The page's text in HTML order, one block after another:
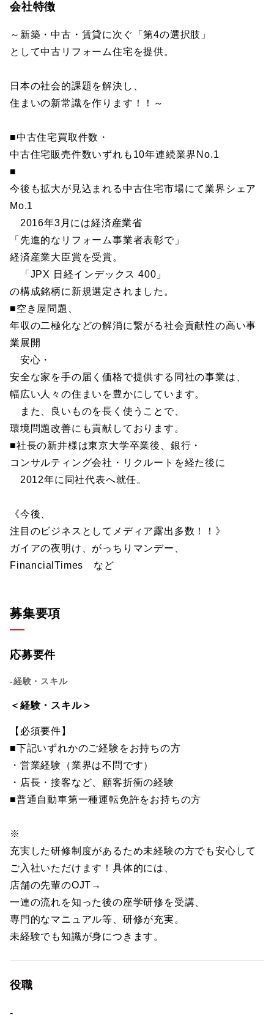
会社特徴
～新築・中古・賃貸に次ぐ「第4の選択肢」
として中古リフォーム住宅を提供。
日本の社会的課題を解決し、
住まいの新常識を作ります！！～
■中古住宅買取件数・
中古住宅販売件数いずれも10年連続業界No.1
■
今後も拡大が見込まれる中古住宅市場にて業界シェア
Mo.1
2016年3月には経済産業省
「先進的なリフォーム事業者表彰で」
経済産業大臣賞を受賞。
「JPX 日経インデックス 400」
の構成銘柄に新規選定されました。
■空き屋問題、
年収の二極化などの解消に繋がる社会貢献性の高い事
業展開
安心・
安全な家を手の届く価格で提供する同社の事業は、
幅広い人々の住まいを豊かにしています。
また、良いものを長く使うことで、
環境問題改善にも貢献しております。
■社長の新井様は東京大学卒業後、銀行・
コンサルティング会社・リクルートを経た後に
2012年に同社代表へ就任。
《今後、
注目のビジネスとしてメディア露出多数！！》
ガイアの夜明け、がっちりマンデー、
FinancialTimes など
募集要項
応募要件
-経験・スキル
＜経験・スキル＞
【必須要件】
■下記いずれかのご経験をお持ちの方
・営業経験（業界は不問です）
・店長・接客など、顧客折衝の経験
■普通自動車第一種運転免許をお持ちの方
※
充実した研修制度があるため未経験の方でも安心して
ご入社いただけます！具体的には、
店舗の先輩のOJT→
一連の流れを知った後の座学研修を受講、
専門的なマニュアル等、研修が充実。
未経験でも知識が身につきます。
役職
-